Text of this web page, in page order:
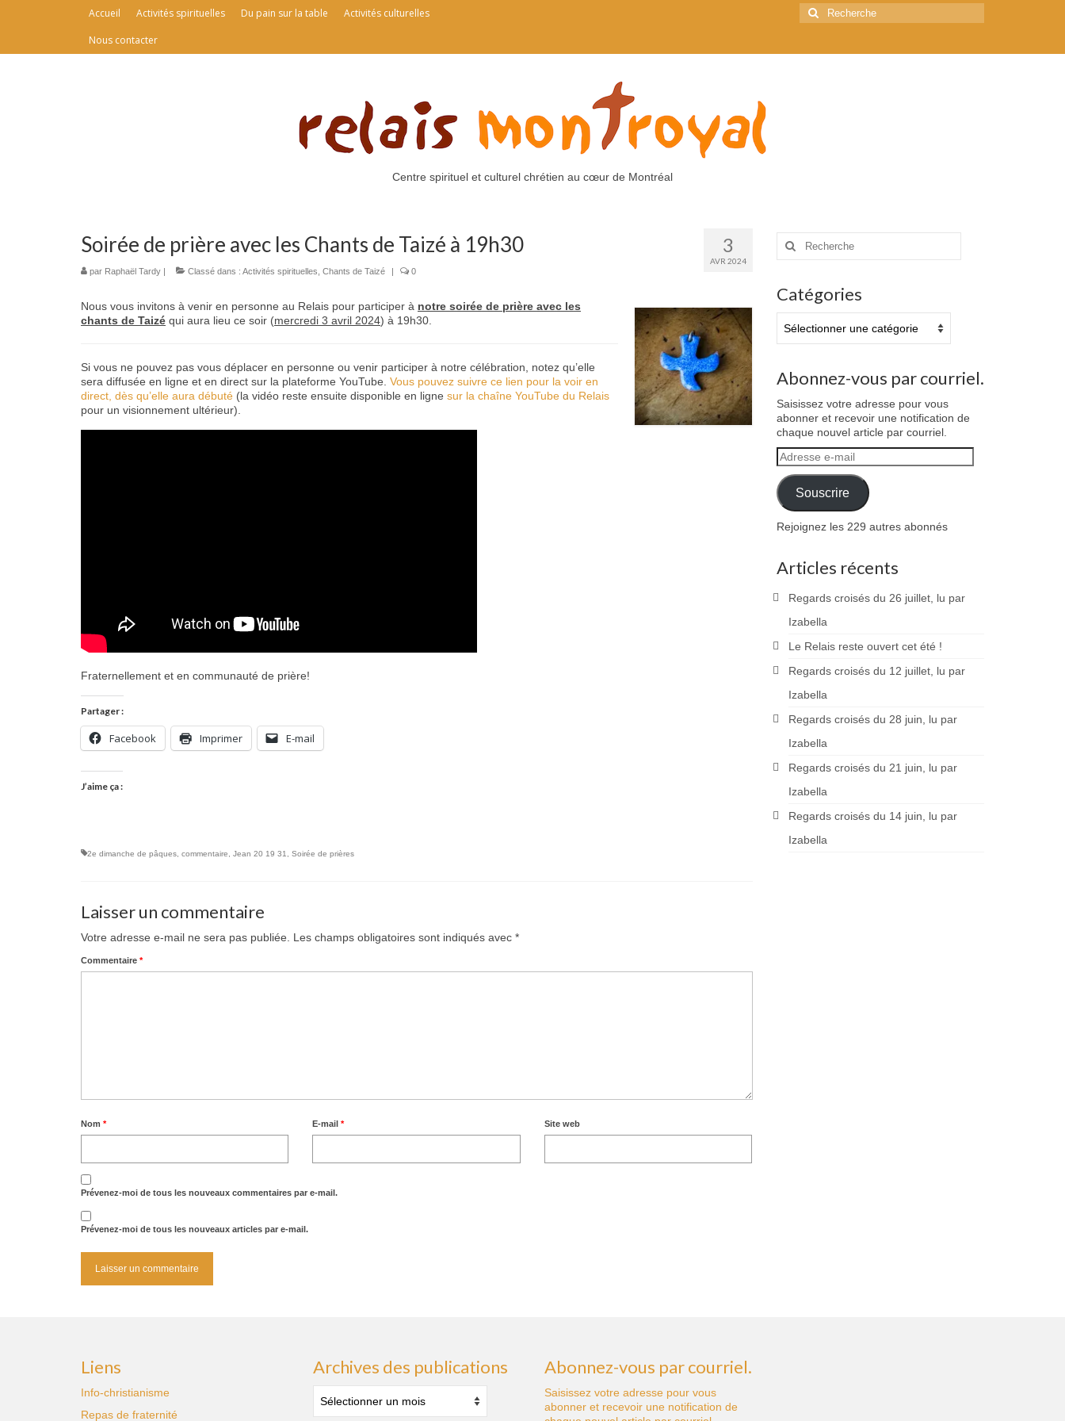
Accueil Activités spirituelles Du pain sur la table
Activités culturelles
Nous contacter
Rechercher
:
Centre spirituel et culturel chrétien au cœur de Montréal
3
AVR 2024
Soirée de prière avec les Chants de Taizé à 19h30
par Raphaël Tardy | Classé dans : Activités spirituelles Chants de Taizé | 0
Nous vous invitons à venir en personne au Relais pour participer à notre soirée de prière avec les
chants de Taizé qui aura lieu ce soir (mercredi 3 avril 2024) à 19h30.
Si vous ne pouvez pas vous déplacer en personne ou venir participer à notre célébration, notez qu’elle
sera diffusée en ligne et en direct sur la plateforme YouTube. Vous pouvez suivre ce lien pour la voir en
direct, dès qu’elle aura débuté (la vidéo reste ensuite disponible en ligne sur la chaîne YouTube du Relais
pour un visionnement ultérieur).
Fraternellement et en communauté de prière!
Partager :
Facebook Imprimer E-mail
J’aime ça :
2e dimanche de pâques commentaire Jean 20 19 31 Soirée de prières
Laisser un commentaire
Votre adresse e-mail ne sera pas publiée. Les champs obligatoires sont indiqués avec *
Commentaire *
Nom * E-mail* Site web
Prévenez-moi de tous les nouveaux commentaires par e-mail.
Prévenez-moi de tous les nouveaux articles par e-mail.
Rechercher
Catégories
Abonnez-vous par courriel.
Saisissez votre adresse pour vous
abonner et recevoir une notification de
chaque nouvel article par courriel.
Adresse
e-
mail
Souscrire
Rejoignez les 229 autres abonnés
Articles récents
Regards croisés du 26 juillet, lu par
Izabella
Le Relais reste ouvert cet été !
Regards croisés du 12 juillet, lu par
Izabella
Regards croisés du 28 juin, lu par
Izabella
Regards croisés du 21 juin, lu par
Izabella
Regards croisés du 14 juin, lu par
Izabella
Liens
Info-christianisme
Repas de fraternité
Archives des publications
des
Abonnez-vous par courriel.
Saisissez votre adresse pour vous
abonner et recevoir une notification de